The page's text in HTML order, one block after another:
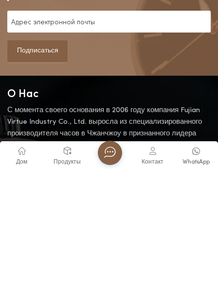
Подписаться
О Нас
С момента своего основания в 2006 году компания Fujian
Virtue Industry Co., Ltd. выросла из специализированного
производителя часов в Чжанчжоу в признанного лидера
отрасли. Опираясь на богатое наследие нашей
материнской компании, мы продолжаем эту традицию.
Дом Продукты WhatsApp
Контакт